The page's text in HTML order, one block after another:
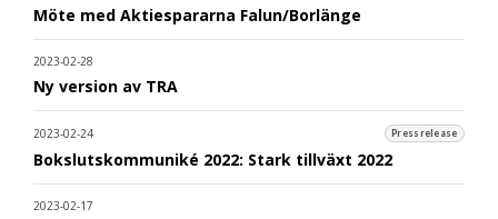
Möte med Aktiespararna Falun/Borlänge
2023-02-28
Ny version av TRA
2023-02-24 Pressrelease
Bokslutskommuniké 2022: Stark tillväxt 2022
2023-02-17